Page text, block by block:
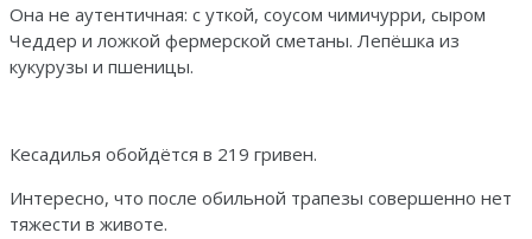
Она не аутентичная: с уткой, соусом чимичурри, сыром
Чеддер и ложкой фермерской сметаны. Лепёшка из
кукурузы и пшеницы.
Кесадилья обойдётся в 219 гривен.
Интересно, что после обильной трапезы совершенно нет
тяжести в животе.